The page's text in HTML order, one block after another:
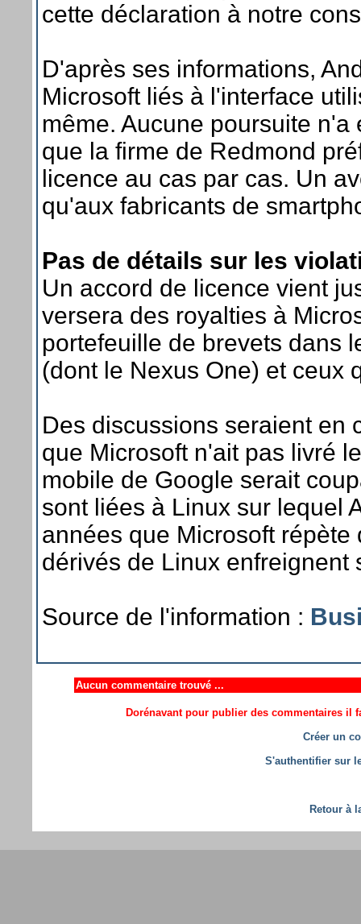
cette déclaration à notre
D'après ses informations,
Microsoft liés à l'interface
même. Aucune poursuite
que la firme de Redmond
licence au cas par cas. Un
qu'aux fabricants de
Pas de détails sur les
Un accord de licence vient
versera des royalties à
portefeuille de brevets dans
(dont le Nexus One) et ceux
Des discussions seraient en
que Microsoft n'ait pas livré
mobile de Google serait
sont liées à Linux sur lequel
années que Microsoft
dérivés de Linux enfreignent
Source de l'information :
Aucun commentaire trouvé ...
Dorénavant pour publier des commentaires il
Créer un
S'authentifier sur
Retour à